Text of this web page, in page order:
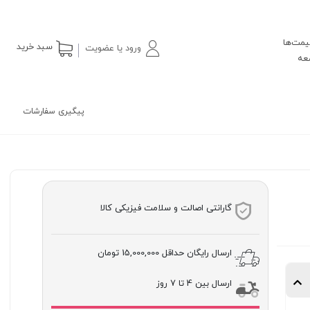
ورود یا عضویت سبد خرید
پیگیری سفارشات
گارانتی اصالت و سلامت فیزیکی کالا
ارسال رایگان حداقل 15,000,000 تومان
ارسال بین 4 تا 7 روز